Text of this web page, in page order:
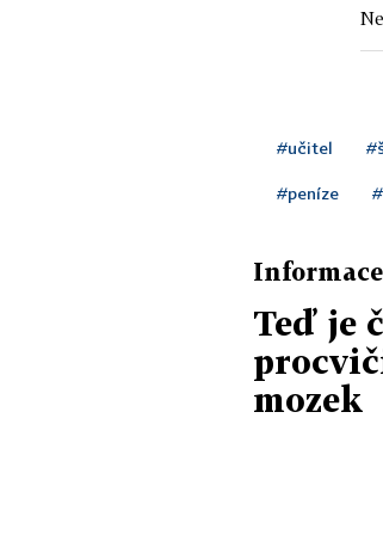
#učitel
#peníze
Teď je
mozek